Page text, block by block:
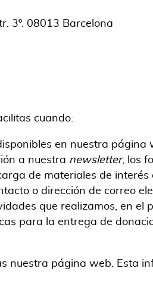
3º. 08013 Barcelona
cuando:
en nuestra
a nuestra newsletter, los
de materiales de
o dirección de correo
que realizamos, en el
para la entrega de
nuestra página web. Esta